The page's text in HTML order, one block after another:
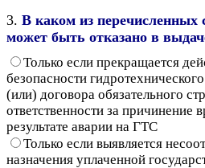
3. В каком из перечисленных
может быть отказано в
Только если прекращается
безопасности
(или) договора обязательного
ответственности за причинение
результате аварии на ГТС
Только если выявляется
назначения уплаченной